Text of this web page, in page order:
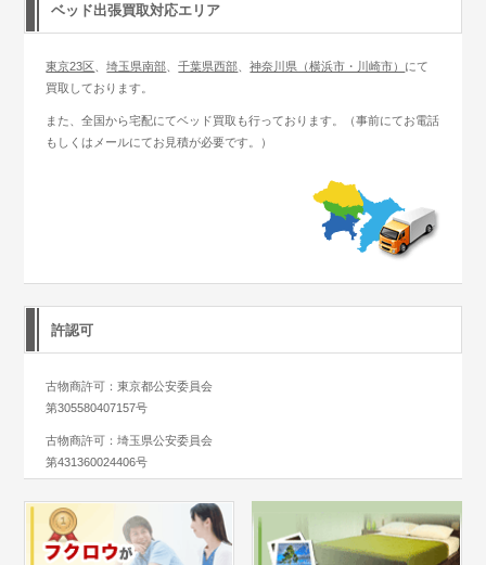
ベッド出張買取対応エリア
東京23区 、埼玉県南部 、千葉県西部 、神奈川県（横浜市・川崎市） にて
買取しております。
また、全国から宅配にてベッド買取も行っております。（事前にてお電話
もしくはメールにてお見積が必要です。）
許認可
古物商許可：東京都公安委員会
第305580407157号
古物商許可：埼玉県公安委員会
第431360024406号